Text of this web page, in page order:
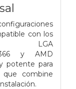
con los
LGA
1366 y AMD
potente para
que combine